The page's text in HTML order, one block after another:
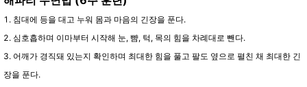
1. 침대에 등을 대고 누워 몸과 마음의 긴장을 푼다.
2. 심호흡하며 이마부터 시작해 눈, 뺨, 턱, 목의 힘을 차례대로 뺀다.
3. 어깨가 경직돼 있는지 확인하며 최대한 힘을 풀고 팔도 옆으로 펼친 채 최대한 긴
장을 푼다.